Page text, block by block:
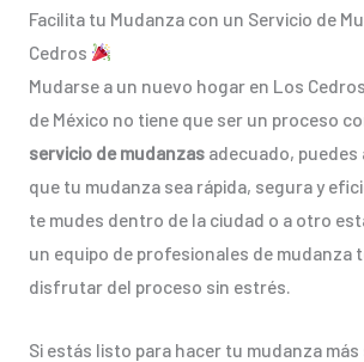
Facilita tu Mudanza con un Servicio de
Cedros
Mudarse a un nuevo hogar en Los
de México no tiene que ser un proceso
servicio de mudanzasadecuado, puedes
que tu mudanza sea rápida, segura y
te mudes dentro de la ciudad o a otro
un equipo de profesionales de mudanza
disfrutar del proceso sin estrés.
Si estás listo para hacer tu mudanza